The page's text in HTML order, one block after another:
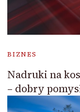
BIZNES
Nadruki na
– dobry